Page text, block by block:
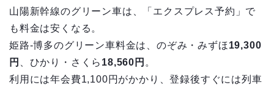
山陽新幹線のグリーン車は、「エクスプレス予約」で
も料金は安くなる。
姫路-博多のグリーン車料金は、のぞみ・みずほ19,300
円
、ひかり・さくら 18,560円 。
利用には年会費1,100円がかかり、登録後すぐには列車